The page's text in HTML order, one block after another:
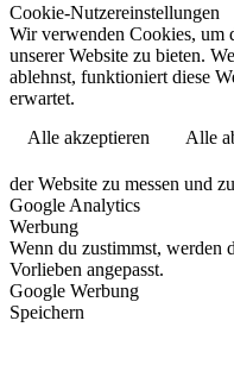
Cookie-Nutzereinstellungen
Wir verwenden Cookies, um
unserer Website zu bieten.
ablehnst, funktioniert diese
erwartet.
Alle akzeptieren
Alle
der Website zu messen und
Google Analytics
Werbung
Wenn du zustimmst, werden
Vorlieben angepasst.
Google Werbung
Speichern